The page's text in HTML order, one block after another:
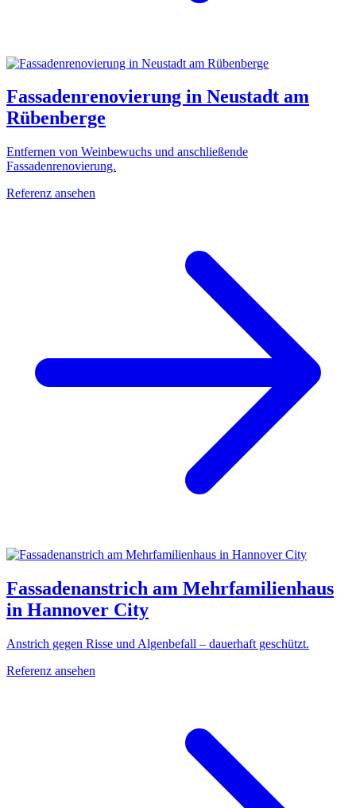
Fassadenrenovierung in Neustadt am
Rübenberge
Entfernen von Weinbewuchs und anschließende
Fassadenrenovierung.
Referenz ansehen
Fassadenanstrich am Mehrfamilienhaus
in Hannover City
Anstrich gegen Risse und Algenbefall – dauerhaft geschützt.
Referenz ansehen